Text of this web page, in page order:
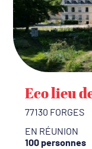
Eco lieu
77130 FORGES
EN RÉUNION
100 personnes